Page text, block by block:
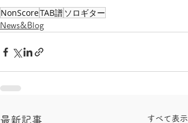
NonScoreTAB譜 ソロギター
News&Blog
最新記事 すべて表示